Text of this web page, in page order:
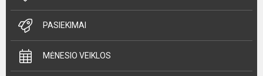
PASIEKIMAI
MĖNESIO VEIKLOS